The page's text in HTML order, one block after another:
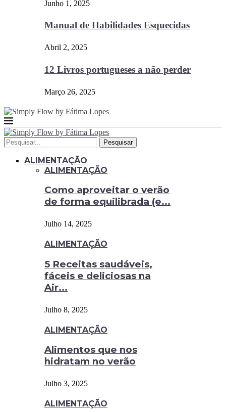
Junho 1, 2025
Manual de Habilidades Esquecidas
Abril 2, 2025
12 Livros portugueses a não perder
Março 26, 2025
Pesquisar
ALIMENTAÇÃO
ALIMENTAÇÃO
Como aproveitar o verão
de forma equilibrada (e...
Julho 14, 2025
ALIMENTAÇÃO
5 Receitas saudáveis,
fáceis e deliciosas na
Air...
Julho 8, 2025
ALIMENTAÇÃO
Alimentos que nos
hidratam no verão
Julho 3, 2025
ALIMENTAÇÃO